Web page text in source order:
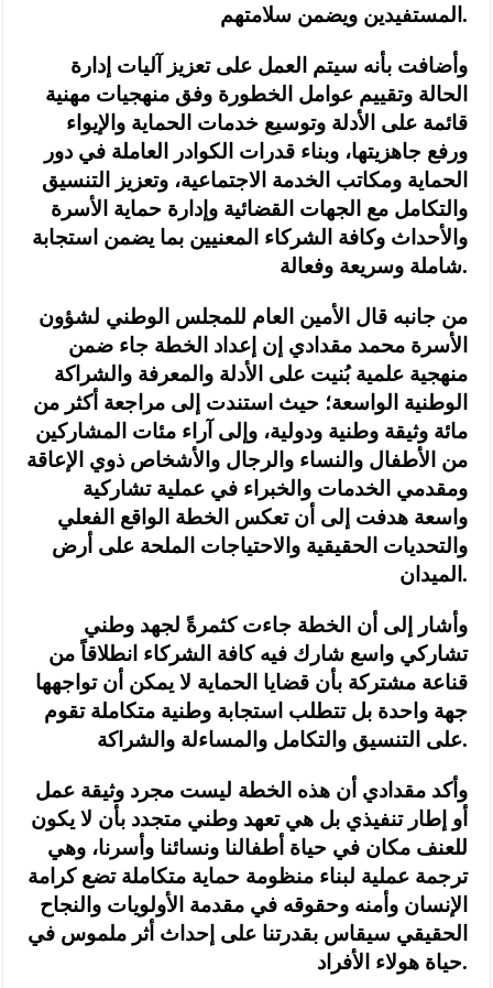
المستفيدين ويضمن سلامتهم.
وأضافت بأنه سيتم العمل على تعزيز آليات إدارة
الحالة وتقييم عوامل الخطورة وفق منهجيات مهنية
قائمة على الأدلة وتوسيع خدمات الحماية والإيواء
ورفع جاهزيتها، وبناء قدرات الكوادر العاملة في دور
الحماية ومكاتب الخدمة الاجتماعية، وتعزيز التنسيق
والتكامل مع الجهات القضائية وإدارة حماية الأسرة
والأحداث وكافة الشركاء المعنيين بما يضمن استجابة
شاملة وسريعة وفعالة.
من جانبه قال الأمين العام للمجلس الوطني لشؤون
الأسرة محمد مقدادي إن إعداد الخطة جاء ضمن
منهجية علمية بُنيت على الأدلة والمعرفة والشراكة
الوطنية الواسعة؛ حيث استندت إلى مراجعة أكثر من
مائة وثيقة وطنية ودولية، وإلى آراء مئات المشاركين
من الأطفال والنساء والرجال والأشخاص ذوي الإعاقة
ومقدمي الخدمات والخبراء في عملية تشاركية
واسعة هدفت إلى أن تعكس الخطة الواقع الفعلي
والتحديات الحقيقية والاحتياجات الملحة على أرض
الميدان.
وأشار إلى أن الخطة جاءت كثمرةً لجهد وطني
تشاركي واسع شارك فيه كافة الشركاء انطلاقاً من
قناعة مشتركة بأن قضايا الحماية لا يمكن أن تواجهها
جهة واحدة بل تتطلب استجابة وطنية متكاملة تقوم
على التنسيق والتكامل والمساءلة والشراكة.
وأكد مقدادي أن هذه الخطة ليست مجرد وثيقة عمل
أو إطار تنفيذي بل هي تعهد وطني متجدد بأن لا يكون
للعنف مكان في حياة أطفالنا ونسائنا وأسرنا، وهي
ترجمة عملية لبناء منظومة حماية متكاملة تضع كرامة
الإنسان وأمنه وحقوقه في مقدمة الأولويات والنجاح
الحقيقي سيقاس بقدرتنا على إحداث أثر ملموس في
حياة هولاء الأفراد.